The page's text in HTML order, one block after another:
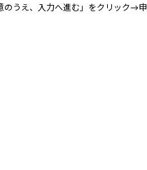
うえ、入力へ進む」をクリック→